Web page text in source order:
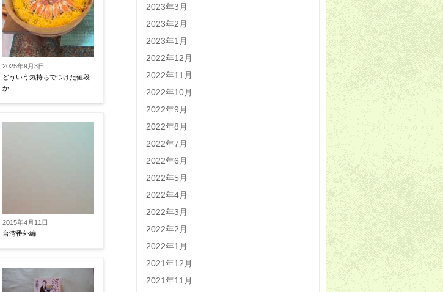
2025年9月3日
どういう気持ちでつけた値段
か
2015年4月11日
台湾番外編
2023年3月
2023年2月
2023年1月
2022年12月
2022年11月
2022年10月
2022年9月
2022年8月
2022年7月
2022年6月
2022年5月
2022年4月
2022年3月
2022年2月
2022年1月
2021年12月
2021年11月